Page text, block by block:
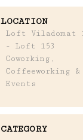
LOCATION
Loft Viladomat
- Loft 153
Coworking,
Coffeeworking &
Events
CATEGORY